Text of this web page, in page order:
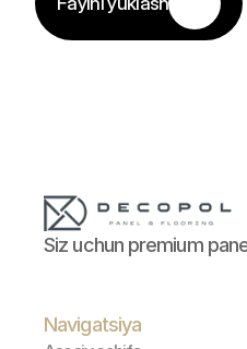
Siz uchun premium
Navigatsiya